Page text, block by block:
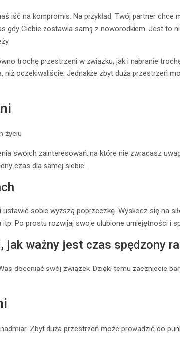
iść na kompromis. Na przykład, Twój partner chce
gdy Ciebie zostawia samą z noworodkiem. Jest to
trochę przestrzeni w związku, jak i nabranie
niż oczekiwaliście. Jednakże zbyt duża przestrzeń
życiu
swoich zainteresowań, na które nie zwracasz
czas dla samej siebie.
sobie wyższą poprzeczkę. Wyskocz się na
Po prostu rozwijaj swoje ulubione umiejętności i
jak ważny jest czas spędzony
doceniać swój związek. Dzięki temu zaczniecie
Zbyt duża przestrzeń może prowadzić do